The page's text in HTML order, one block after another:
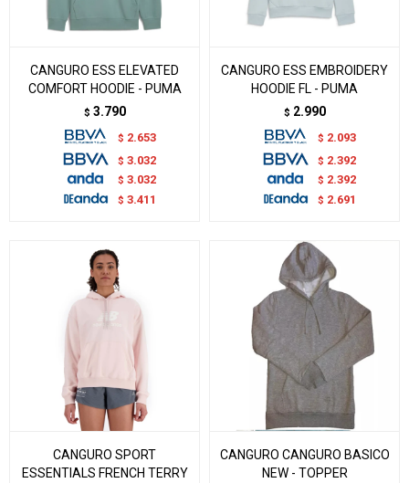
CANGURO ESS ELEVATED
COMFORT HOODIE - PUMA
$ 3.790
$ 2.653
$ 3.032
$ 3.032
$ 3.411
CANGURO ESS EMBROIDERY
HOODIE FL - PUMA
$ 2.990
$ 2.093
$ 2.392
$ 2.392
$ 2.691
CANGURO SPORT
ESSENTIALS FRENCH TERRY
CANGURO CANGURO BASICO
NEW - TOPPER